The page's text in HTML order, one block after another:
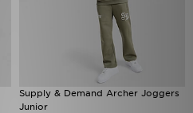
Supply & Demand Archer Joggers
Junior